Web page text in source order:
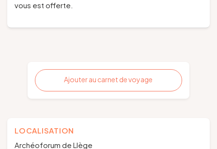
vous est offerte.
Ajouter au carnet de voyage
LOCALISATION
Archéoforum de LIège